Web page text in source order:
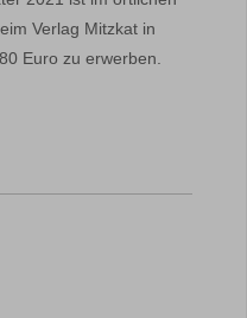
Verlag Mitzkat in
Euro zu erwerben.